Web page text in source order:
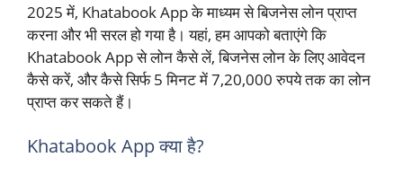
2025 में, Khatabook App के माध्यम से बिजनेस लोन प्राप्त
करना और भी सरल हो गया है। यहां, हम आपको बताएंगे कि
Khatabook App से लोन कैसे लें, बिजनेस लोन के लिए आवेदन
कैसे करें, और कैसे सिर्फ 5 मिनट में 7,20,000 रुपये तक का लोन
प्राप्त कर सकते हैं।
Khatabook App क्या है?